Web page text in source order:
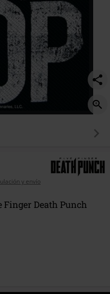
y envío
Finger Death Punch